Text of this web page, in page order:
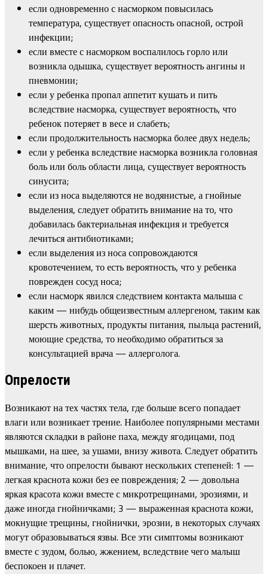
если одновременно с насморком повысилась
температура, существует опасность опасной, острой
инфекции;
если вместе с насморком воспалилось горло или
возникла одышка, существует вероятность ангины и
пневмонии;
если у ребенка пропал аппетит кушать и пить
вследствие насморка, существует вероятность, что
ребенок потеряет в весе и слабеть;
если продолжительность насморка более двух недель;
если у ребенка вследствие насморка возникла головная
боль или боль области лица, существует вероятность
синусита;
если из носа выделяются не водянистые, а гнойные
выделения, следует обратить внимание на то, что
добавилась бактериальная инфекция и требуется
лечиться антибиотиками;
если выделения из носа сопровождаются
кровотечением, то есть вероятность, что у ребенка
поврежден сосуд носа;
если насморк явился следствием контакта малыша с
каким — нибудь общеизвестным аллергеном, таким как
шерсть животных, продукты питания, пыльца растений,
моющие средства, то необходимо обратиться за
консультацией врача — аллерголога.
Опрелости
Возникают на тех частях тела, где больше всего попадает
влаги или возникает трение. Наиболее популярными местами
являются складки в районе паха, между ягодицами, под
мышками, на шее, за ушами, внизу живота. Следует обратить
внимание, что опрелости бывают нескольких степеней: 1 —
легкая краснота кожи без ее повреждения; 2 — довольна
яркая красота кожи вместе с микротрещинами, эрозиями, и
даже иногда гнойничками; 3 — выраженная краснота кожи,
мокнущие трещины, гнойнички, эрозии, в некоторых случаях
могут образовываться язвы. Все эти симптомы возникают
вместе с зудом, болью, жжением, вследствие чего малыш
беспокоен и плачет.